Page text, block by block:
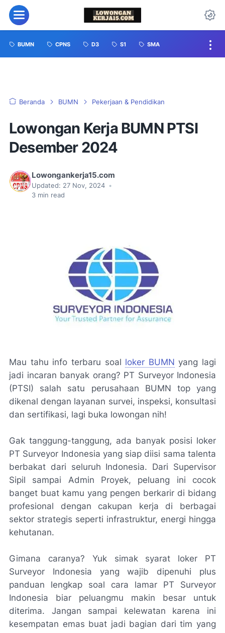
BUMN CPNS D3 S1 SMA
Beranda BUMN Pekerjaan & Pendidikan
Lowongan Kerja BUMN PTSI
Desember 2024
Lowongankerja15.com
Updated: 27 Nov, 2024 •
3 min read
Mau tahu info terbaru soal loker BUMN yang lagi
jadi incaran banyak orang? PT Surveyor Indonesia
(PTSI) salah satu perusahaan BUMN top yang
dikenal dengan layanan survei, inspeksi, konsultasi
dan sertifikasi, lagi buka lowongan nih!
Gak tanggung-tanggung, ada banyak posisi loker
PT Surveyor Indonesia yang siap diisi sama talenta
berbakat dari seluruh Indonesia. Dari Supervisor
Sipil sampai Admin Proyek, peluang ini cocok
banget buat kamu yang pengen berkarir di bidang
profesional dengan cakupan kerja di berbagai
sektor strategis seperti infrastruktur, energi hingga
kehutanan.
Gimana caranya? Yuk simak syarat loker PT
Surveyor Indonesia yang wajib dipenuhi plus
panduan lengkap soal cara lamar PT Surveyor
Indonesia biar peluangmu makin besar untuk
diterima. Jangan sampai kelewatan karena ini
kesempatan emas buat jadi bagian dari tim yang